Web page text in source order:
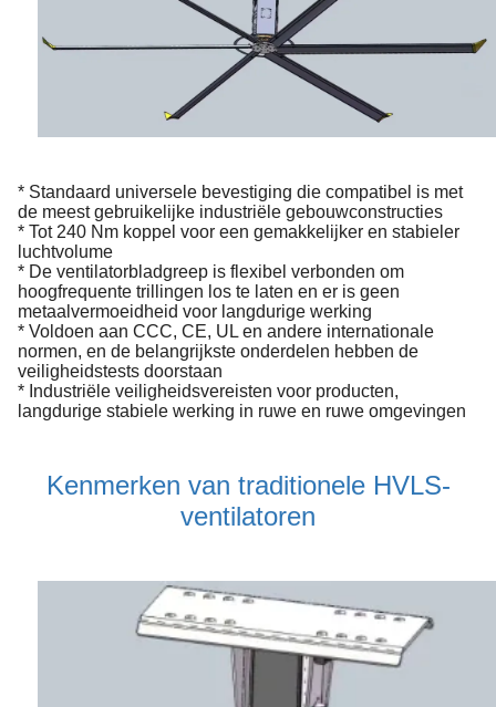
* Standaard universele bevestiging die compatibel is met
de meest gebruikelijke industriële gebouwconstructies
* Tot 240 Nm koppel voor een gemakkelijker en stabieler
luchtvolume
* De ventilatorbladgreep is flexibel verbonden om
hoogfrequente trillingen los te laten en er is geen
metaalvermoeidheid voor langdurige werking
* Voldoen aan CCC, CE, UL en andere internationale
normen, en de belangrijkste onderdelen hebben de
veiligheidstests doorstaan
* Industriële veiligheidsvereisten voor producten,
langdurige stabiele werking in ruwe en ruwe omgevingen
Kenmerken van traditionele HVLS-
ventilatoren